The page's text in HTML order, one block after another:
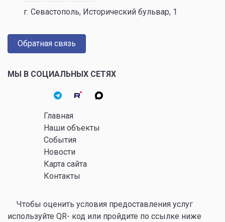
г. Севастополь, Исторический бульвар, 1
Обратная связь
МЫ В СОЦИАЛЬНЫХ СЕТЯХ
Главная
Наши объекты
События
Новости
Карта сайта
Контакты
Чтобы оценить условия предоставления услуг
используйте QR- код или пройдите по ссылке ниже